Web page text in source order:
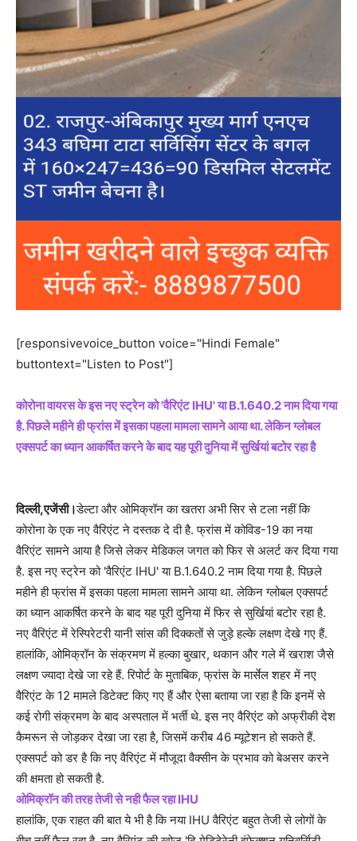
[responsivevoice_button voice="Hindi Female"
buttontext="Listen to Post"]
कोरोना वायरस के इस नए स्ट्रेन को 'वैरिएंट IHU' या B.1.640.2 नाम दिया गया
है. पिछले महीने ही फ्रांस में इसका पहला मामला सामने आया था. लेकिन ग्लोबल
एक्सपर्ट का ध्यान आकर्षित करने के बाद यह पूरी दुनिया में सुर्खियां बटोर रहा है
दिल्ली,एजेंसी।डेल्टा और ओमिक्रॉन का खतरा अभी सिर से टला नहीं कि
कोरोना के एक नए वैरिएंट ने दस्तक दे दी है. फ्रांस में कोविड-19 का नया
वैरिएंट सामने आया है जिसे लेकर मेडिकल जगत को फिर से अलर्ट कर दिया गया
है. इस नए स्ट्रेन को 'वैरिएंट IHU' या B.1.640.2 नाम दिया गया है. पिछले
महीने ही फ्रांस में इसका पहला मामला सामने आया था. लेकिन ग्लोबल एक्सपर्ट
का ध्यान आकर्षित करने के बाद यह पूरी दुनिया में फिर से सुर्खियां बटोर रहा है.
नए वैरिएंट में रेस्पिरेटरी यानी सांस की दिक्कतों से जुड़े हल्के लक्षण देखे गए हैं.
हालांकि, ओमिक्रॉन के संक्रमण में हल्का बुखार, थकान और गले में खराश जैसे
लक्षण ज्यादा देखे जा रहे हैं. रिपोर्ट के मुताबिक, फ्रांस के मार्सेल शहर में नए
वैरिएंट के 12 मामले डिटेक्ट किए गए हैं और ऐसा बताया जा रहा है कि इनमें से
कई रोगी संक्रमण के बाद अस्पताल में भर्ती थे. इस नए वैरिएंट को अफ्रीकी देश
कैमरून से जोड़कर देखा जा रहा है, जिसमें करीब 46 म्यूटेशन हो सकते हैं.
एक्सपर्ट को डर है कि नए वैरिएंट में मौजूदा वैक्सीन के प्रभाव को बेअसर करने
की क्षमता हो सकती है.
ओमिक्रॉन की तरह तेजी से नही फैल रहा IHU
हालांकि, एक राहत की बात ये भी है कि नया IHU वैरिएंट बहुत तेजी से लोगों के